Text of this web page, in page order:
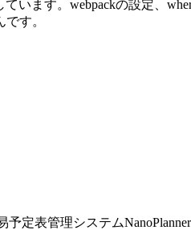
います。webpackの設定、
す。
定表管理システム